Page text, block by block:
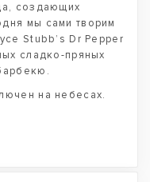
создающих
мы сами творим
Stubb’s Dr Pepper
сладко-пряных
на небесах.